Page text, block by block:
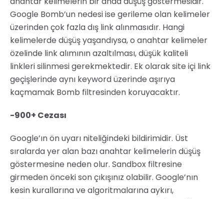
Google Bomb’un nedesi ise gerileme olan kelimeler
üzerinden çok fazla dış link alınmasıdır. Hangi
kelimelerde düşüş yaşandıysa, o anahtar kelimeler
özelinde link alımının azaltılması, düşük kaliteli
linkleri silinmesi gerekmektedir. Ek olarak site içi link
geçişlerinde aynı keyword üzerinde aşırıya
kaçmamak Bomb filtresinden koruyacaktır.
-900+ Cezası
Google’ın ön uyarı niteliğindeki bildirimidir. Üst
sıralarda yer alan bazı anahtar kelimelerin düşüş
göstermesine neden olur. Sandbox filtresine
girmeden önceki son çıkışınız olabilir. Google’nın
kesin kurallarına ve algoritmalarına aykırı,